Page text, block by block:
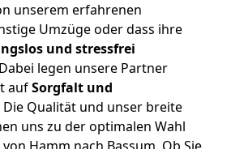
unserem erfahrenen
Umzüge oder dass ihre
und stressfrei
legen unsere Partner
aufSorgfalt und
Die Qualität und unser breite
uns zu der optimalen Wahl